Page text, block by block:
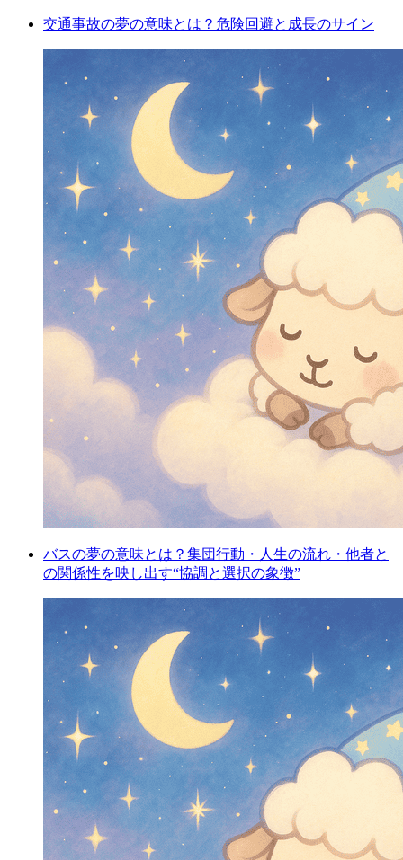
交通事故の夢の意味とは？危険回避と成長のサイン
バスの夢の意味とは？集団行動・人生の流れ・他者と
の関係性を映し出す“協調と選択の象徴”